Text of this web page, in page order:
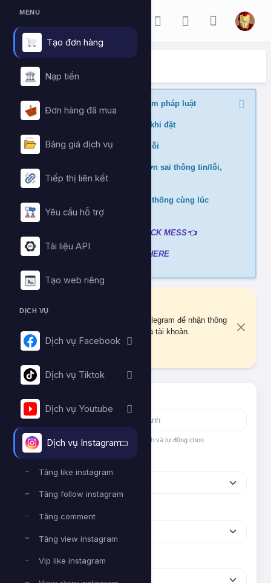
MENU
Tạo đơn hàng
Nạp tiền
Đơn hàng đã mua
Bảng giá dịch vụ
Tiếp thị liên kết
Yêu cầu hỗ trợ
Tài liệu API
Tạo web riêng
DỊCH VỤ
Dịch vụ Facebook
Dịch vụ Tiktok
Dịch vụ Youtube
Dịch vụ Instagram
Tăng like instagram
Tăng follow instagram
Tăng comment
Tăng view instagram
Vip like instagram
ĐẶT HÀNG DỊCH VỤ
Trang chủ Đặt hàng dịch vụ
Nghiêm cấm buff nội dung vi phạm pháp luật
Kiểm tra min/max quantity trước khi đặt
Đảm bảo link chính xác để tránh lỗi
Không hỗ trợ và hoàn tiền nếu đơn sai thông tin/lỗi,
cài đè đơn
Không xử lý nếu mua ở nhiều hệ thống cùng lúc
tránh hao hụt số dư
CLICK MESS👈
Xem video hướng dẫn CLICK HERE
Bạn chưa liên kết tài khoản Telegram để nhận thông
báo quan trọng về đơn hàng và tài khoản.
Tìm nhanh dịch vụ
Nhập tên hoặc ID dịch vụ để tìm kiếm nhanh và tự động chọn
Nền tảng
Dịch vụ